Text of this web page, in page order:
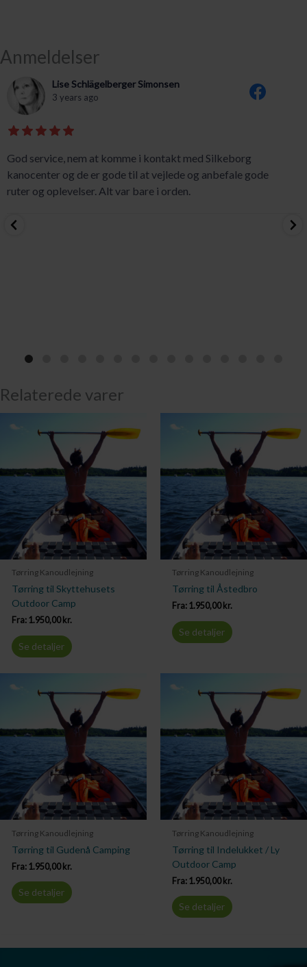
Anmeldelser
Lise Schlägelberger Simonsen
3 years ago
God service, nem at komme i kontakt med Silkeborg
kanocenter og de er gode til at vejlede og anbefale gode
ruter og oplevelser. Alt var bare i orden.
Relaterede varer
Tørring Kanoudlejning
Tørring til Skyttehusets
Outdoor Camp
Fra: 1.950,00 kr.
Se detaljer
Tørring Kanoudlejning
Tørring til Åstedbro
Fra: 1.950,00 kr.
Se detaljer
Tørring Kanoudlejning
Tørring til Gudenå Camping
Fra: 1.950,00kr.
Se detaljer
Tørring Kanoudlejning
Tørring til Indelukket / Ly
Outdoor Camp
Fra: 1.950,00kr.
Se detaljer